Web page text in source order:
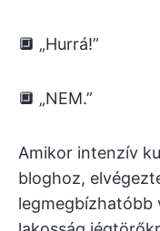
🔲 „Hurrá!”
🔲 „NEM.”
Amikor intenzív
bloghoz,
legmegbízhatóbb